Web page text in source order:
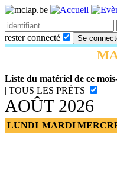
rester connecté Se
Liste du matériel de ce
| TOUS LES PRÊTS
AOÛT 2026
LUNDI MARDI